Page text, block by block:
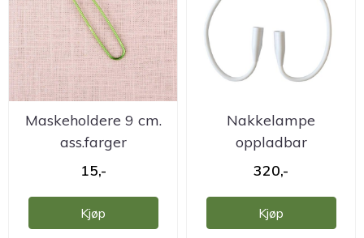
Maskeholdere 9 cm.
ass.farger
15,-
Kjøp
Nakkelampe
oppladbar
320,-
Kjøp